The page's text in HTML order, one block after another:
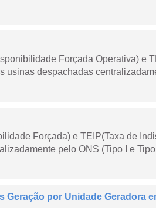
Forçada Operativa) e
usinas despachadas
Forçada) e TEIP(Taxa de
pelo ONS (Tipo I e Tipo
por Unidade Geradora